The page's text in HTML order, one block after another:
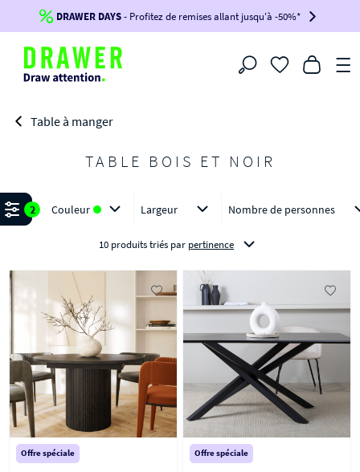
Jusqu'à-100€*sur votre commande !
BIKINI100
-voir conditions en bas de page-
DRAWER DAYS- Profitez de remises allant jusqu'à -50%*
Filtrer
Table à manger
TABLE BOIS ET NOIR
Affiner
2 Couleur Largeur Nombre de personnes
10 produits triés par pertinence
Offre spéciale Offre spéciale